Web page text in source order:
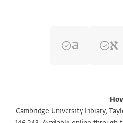
تكبير و تدوير
Cambridge University Library,